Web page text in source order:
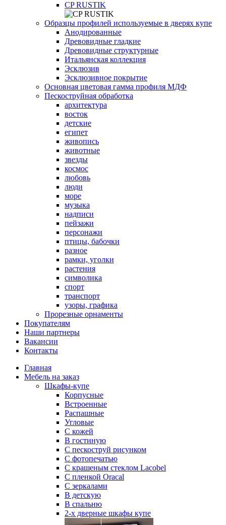
СP RUSTIK
Образцы профилей используемые в дверях купе
Анодированные
Древовидные гладкие
Древовидные структурные
Итальянская коллекция
Эсклюзив
Эсклюзивное покрытие
Основная цветовая гамма профиля МДФ
Пескоструйная обработка
архитектура
восток
детские
египет
живопись
животные
звезды
космос
любовь
люди
море
музыка
надписи
пейзажи
персонажи
птицы, бабочки
разное
рамки, уголки
растения
символика
спорт
транспорт
узоры, графика
Прорезные орнаменты
Покупателям
Наши партнеры
Вакансии
Контакты
Главная
Мебель на заказ
Шкафы-купе
Корпусные
Встроенные
Распашные
Угловые
С кожей
В гостиную
С пескоструй рисунком
С фотопечатью
С крашеным стеклом Lacobel
С пленкой Oracal
С зеркалами
В детскую
В спальню
2-х дверные шкафы купе